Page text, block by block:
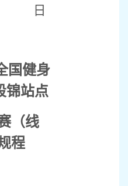
日
国健身
锦站点
（线
程